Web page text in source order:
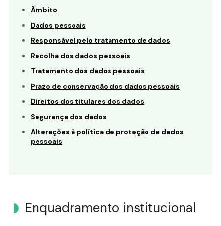
Âmbito
Dados pessoais
Responsável pelo tratamento de dados
Recolha dos dados pessoais
Tratamento dos dados pessoais
Prazo de conservação dos dados pessoais
Direitos dos titulares dos dados
Segurança dos dados
Alterações à política de proteção de dados
pessoais
Enquadramento institucional